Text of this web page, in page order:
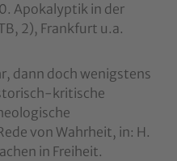
Apokalyptik in der
2), Frankfurt u.a.
dann doch wenigstens
kritische
von Wahrheit, in: H.
in Freiheit.